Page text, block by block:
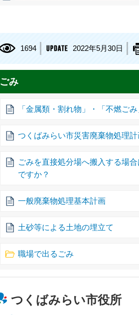
1694 2022年5月30日
ごみ
「金属類・割れ物」・「不燃ご
つくばみらい市災害廃棄物処理計
ごみを直接処分場へ搬入する場
ですか？
一般廃棄物処理基本計画
土砂等による土地の埋立て
職場で出るごみ
つくばみらい市役所